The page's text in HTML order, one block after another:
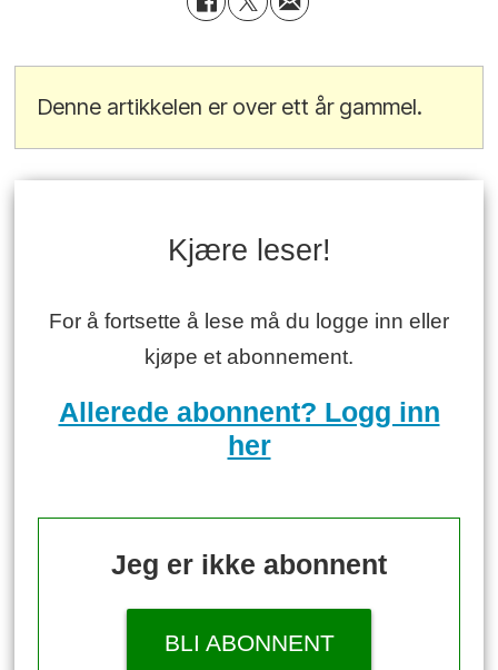
Denne artikkelen er over ett år gammel.
Kjære leser!
For å fortsette å lese må du logge inn eller
kjøpe et abonnement.
Allerede abonnent? Logg inn
her
Jeg er ikke abonnent
BLI ABONNENT